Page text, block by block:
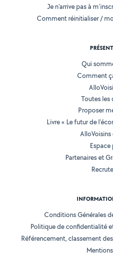
Je n'arrive pas à
Comment réinitialiser /
Qui
Comment
Toutes les
Proposer
Livre « Le futur de
AlloVoisins
Espace
Partenaires et
Conditions Générales
Politique de confidentialité
Référencement, classement